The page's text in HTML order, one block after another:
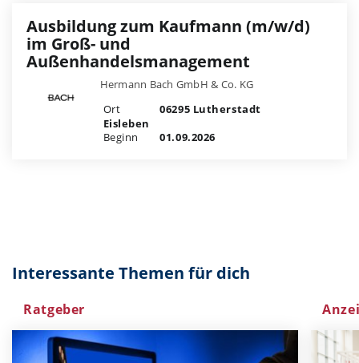
Ausbildung zum Kaufmann (m/w/d)
im Groß- und
Außenhandelsmanagement
Hermann Bach GmbH & Co. KG
Ort
06295 Lutherstadt
Eisleben
Beginn
01.09.2026
Interessante Themen für dich
Ratgeber